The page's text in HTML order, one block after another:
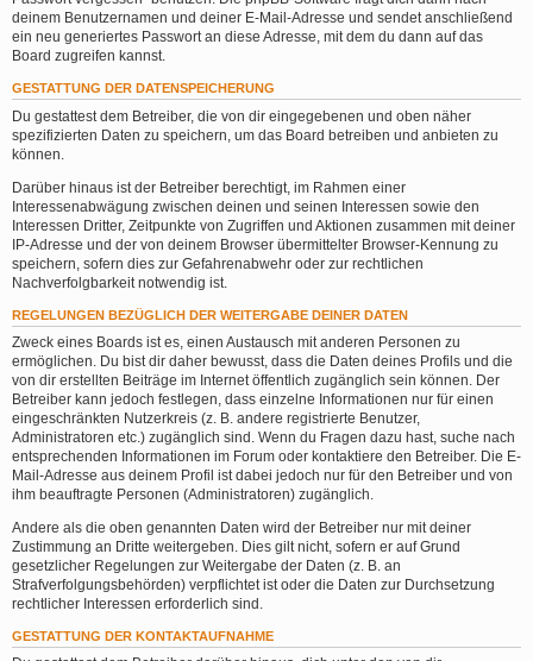
deinem Benutzernamen und deiner E-Mail-Adresse und sendet anschließend
ein neu generiertes Passwort an diese Adresse, mit dem du dann auf das
Board zugreifen kannst.
GESTATTUNG DER DATENSPEICHERUNG
Du gestattest dem Betreiber, die von dir eingegebenen und oben näher
spezifizierten Daten zu speichern, um das Board betreiben und anbieten zu
können.
Darüber hinaus ist der Betreiber berechtigt, im Rahmen einer
Interessenabwägung zwischen deinen und seinen Interessen sowie den
Interessen Dritter, Zeitpunkte von Zugriffen und Aktionen zusammen mit deiner
IP-Adresse und der von deinem Browser übermittelter Browser-Kennung zu
speichern, sofern dies zur Gefahrenabwehr oder zur rechtlichen
Nachverfolgbarkeit notwendig ist.
REGELUNGEN BEZÜGLICH DER WEITERGABE DEINER DATEN
Zweck eines Boards ist es, einen Austausch mit anderen Personen zu
ermöglichen. Du bist dir daher bewusst, dass die Daten deines Profils und die
von dir erstellten Beiträge im Internet öffentlich zugänglich sein können. Der
Betreiber kann jedoch festlegen, dass einzelne Informationen nur für einen
eingeschränkten Nutzerkreis (z. B. andere registrierte Benutzer,
Administratoren etc.) zugänglich sind. Wenn du Fragen dazu hast, suche nach
entsprechenden Informationen im Forum oder kontaktiere den Betreiber. Die E-
Mail-Adresse aus deinem Profil ist dabei jedoch nur für den Betreiber und von
ihm beauftragte Personen (Administratoren) zugänglich.
Andere als die oben genannten Daten wird der Betreiber nur mit deiner
Zustimmung an Dritte weitergeben. Dies gilt nicht, sofern er auf Grund
gesetzlicher Regelungen zur Weitergabe der Daten (z. B. an
Strafverfolgungsbehörden) verpflichtet ist oder die Daten zur Durchsetzung
rechtlicher Interessen erforderlich sind.
GESTATTUNG DER KONTAKTAUFNAHME